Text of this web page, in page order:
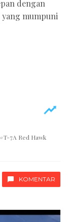
dengan
yang mumpuni
T-7A Red Hawk
KOMENTAR